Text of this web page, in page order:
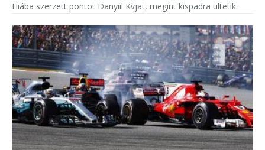
Hiába szerzett pontot Danyiil Kvjat, megint kispadra ültetik.